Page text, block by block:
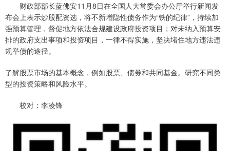
财政部部长蓝佛安11月8日在全国人大常委会办公厅举行新闻发
布会上表示炒股配资选，将不新增隐性债务作为“铁的纪律”，持续加
强预算管理，督促地方依法合规建设政府投资项目；对未纳入预算安
排的政府支出事项和投资项目，一律不得实施，坚决堵住地方违法违
规举债的途径。
了解股票市场的基本概念，例如股票、债券和共同基金。研究不同类
型的投资策略和风险水平。
校对：李凌锋